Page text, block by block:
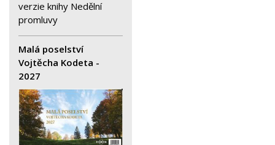
verzie knihy Nedělní
promluvy
Malá poselství
Vojtěcha Kodeta -
2027